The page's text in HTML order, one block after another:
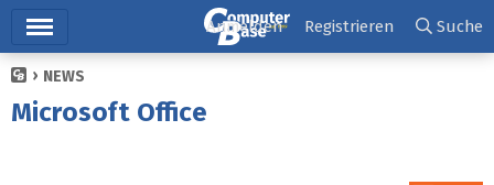
Ticker
Anmelden Registrieren Suche
NEWS
Microsoft Office